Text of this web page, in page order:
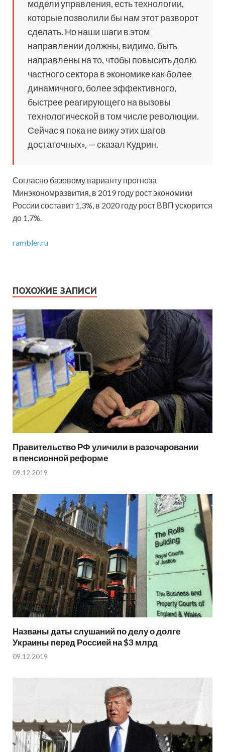
модели управления, есть технологии,
которые позволили бы нам этот разворот
сделать. Но наши шаги в этом
направлении должны, видимо, быть
направлены на то, чтобы повысить долю
частного сектора в экономике как более
динамичного, более эффективного,
быстрее реагирующего на вызовы
технологической в том числе революции.
Сейчас я пока не вижу этих шагов
достаточных», — сказал Кудрин.
Согласно базовому варианту прогноза
Минэкономразвития, в 2019 году рост экономики
России составит 1,3%, в 2020 году рост ВВП ускорится
до 1,7%.
rambler.ru
ПОХОЖИЕ ЗАПИСИ
Правительство РФ уличили в разочаровании
в пенсионной реформе
09.12.2019
Названы даты слушаний по делу о долге
Украины перед Россией на $3 млрд
09.12.2019